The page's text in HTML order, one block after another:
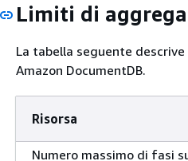
Limiti di
La tabella seguente
Amazon DocumentDB.
Risorsa
Numero massimo di fasi